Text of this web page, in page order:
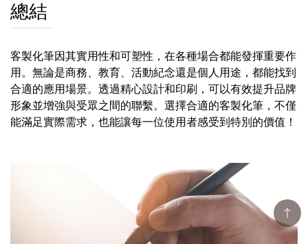
總結
客製化筆因其實用性和可塑性，在各種場合都能發揮重要作
用。無論是商務、教育、活動紀念還是個人用途，都能找到
合適的應用場景。透過精心設計和印刷，可以有效提升品牌
形象並增強與受眾之間的聯繫。選擇合適的客製化筆，不僅
能滿足實際需求，也能讓每一位使用者感受到特別的價值！